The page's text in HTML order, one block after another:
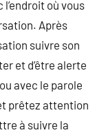
où vous
Après
suivre son
et d’être alerte
avec le parole
prêtez attention
à suivre la